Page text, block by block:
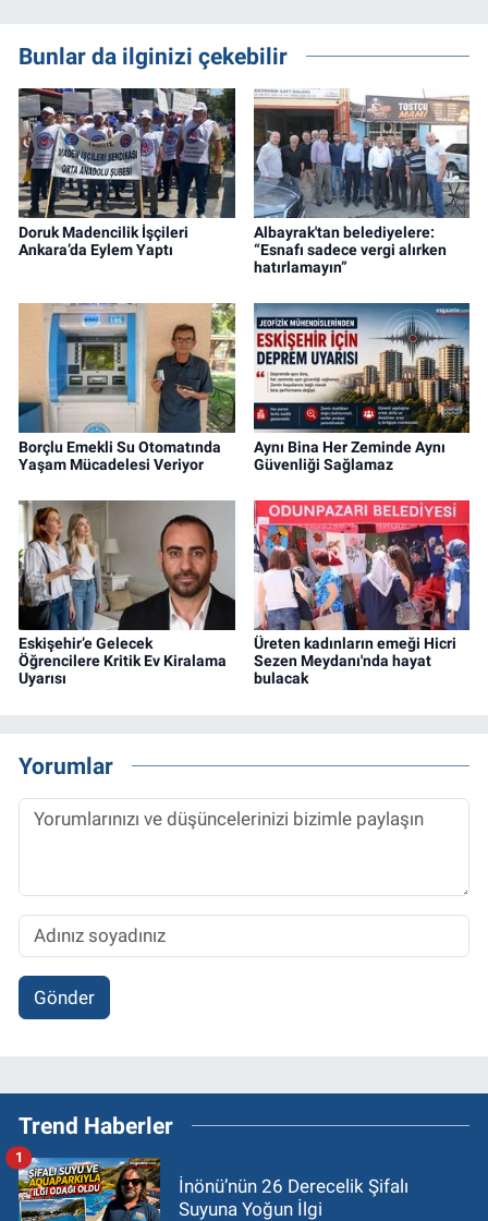
Bunlar da ilginizi çekebilir
Doruk Madencilik İşçileri
Ankara’da Eylem Yaptı
Albayrak'tan belediyelere:
“Esnafı sadece vergi alırken
hatırlamayın”
Borçlu Emekli Su Otomatında
Yaşam Mücadelesi Veriyor
Aynı Bina Her Zeminde Aynı
Güvenliği Sağlamaz
Eskişehir’e Gelecek
Öğrencilere Kritik Ev Kiralama
Uyarısı
Üreten kadınların emeği Hicri
Sezen Meydanı'nda hayat
bulacak
Yorumlar
Gönder
Trend Haberler
İnönü’nün 26 Derecelik Şifalı
Suyuna Yoğun İlgi
1